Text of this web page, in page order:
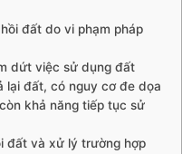
đất do vi phạm pháp
dứt việc sử dụng đất
lại đất, có nguy cơ đe dọa
khả năng tiếp tục sử
đất và xử lý trường hợp